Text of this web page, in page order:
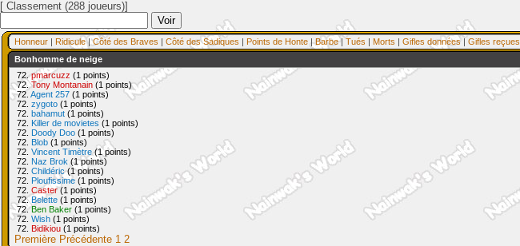
[ Classement (288 joueurs)]
Honneur | Ridicule|Côté des Braves | Côté des Sadiques | Points de Honte |Barbe| Tués | Morts | Gifles données | Gifles reçues
Bonhomme de neige
72.pmarcuzz (1 points)
72.Tony Montanain (1 points)
72. Agent 257 (1 points)
72. zygoto (1 points)
72. bahamut (1 points)
72. Killer de movietes (1 points)
72. Doody Doo (1 points)
72. Blob (1 points)
72. Vincent Timètre(1 points)
72. Naz Brok (1 points)
72. Childéric(1 points)
72. Ploufissime (1 points)
72. Caster (1 points)
72.Belette (1 points)
72.Ben Baker (1 points)
72. Wish (1 points)
72. Bidikiou (1 points)
Première Précédente 1 2